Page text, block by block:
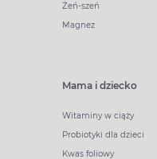
Żeń-szeń
Magnez
Mama i dziecko
Witaminy w ciąży
Probiotyki dla dzieci
Kwas foliowy